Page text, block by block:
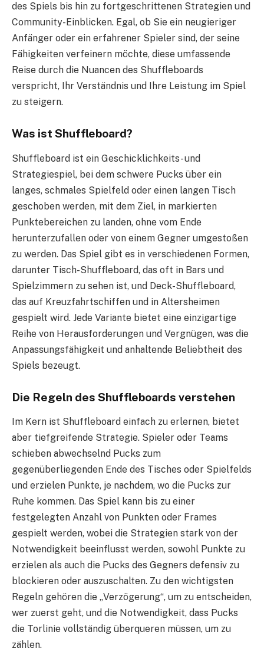
des Spiels bis hin zu fortgeschrittenen Strategien und
Community-Einblicken. Egal, ob Sie ein neugieriger
Anfänger oder ein erfahrener Spieler sind, der seine
Fähigkeiten verfeinern möchte, diese umfassende
Reise durch die Nuancen des Shuffleboards
verspricht, Ihr Verständnis und Ihre Leistung im Spiel
zu steigern.
Was ist Shuffleboard?
Shuffleboard ist ein Geschicklichkeits- und
Strategiespiel, bei dem schwere Pucks über ein
langes, schmales Spielfeld oder einen langen Tisch
geschoben werden, mit dem Ziel, in markierten
Punktebereichen zu landen, ohne vom Ende
herunterzufallen oder von einem Gegner umgestoßen
zu werden. Das Spiel gibt es in verschiedenen Formen,
darunter Tisch-Shuffleboard, das oft in Bars und
Spielzimmern zu sehen ist, und Deck-Shuffleboard,
das auf Kreuzfahrtschiffen und in Altersheimen
gespielt wird. Jede Variante bietet eine einzigartige
Reihe von Herausforderungen und Vergnügen, was die
Anpassungsfähigkeit und anhaltende Beliebtheit des
Spiels bezeugt.
Die Regeln des Shuffleboards verstehen
Im Kern ist Shuffleboard einfach zu erlernen, bietet
aber tiefgreifende Strategie. Spieler oder Teams
schieben abwechselnd Pucks zum
gegenüberliegenden Ende des Tisches oder Spielfelds
und erzielen Punkte, je nachdem, wo die Pucks zur
Ruhe kommen. Das Spiel kann bis zu einer
festgelegten Anzahl von Punkten oder Frames
gespielt werden, wobei die Strategien stark von der
Notwendigkeit beeinflusst werden, sowohl Punkte zu
erzielen als auch die Pucks des Gegners defensiv zu
blockieren oder auszuschalten. Zu den wichtigsten
Regeln gehören die „Verzögerung“, um zu entscheiden,
wer zuerst geht, und die Notwendigkeit, dass Pucks
die Torlinie vollständig überqueren müssen, um zu
zählen.